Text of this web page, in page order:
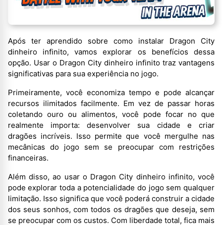
Após ter aprendido sobre como instalar Dragon City
dinheiro infinito, vamos explorar os benefícios dessa
opção. Usar o Dragon City dinheiro infinito traz vantagens
significativas para sua experiência no jogo.
Primeiramente, você economiza tempo e pode alcançar
recursos ilimitados facilmente. Em vez de passar horas
coletando ouro ou alimentos, você pode focar no que
realmente importa: desenvolver sua cidade e criar
dragões incríveis. Isso permite que você mergulhe nas
mecânicas do jogo sem se preocupar com restrições
financeiras.
Além disso, ao usar o Dragon City dinheiro infinito, você
pode explorar toda a potencialidade do jogo sem qualquer
limitação. Isso significa que você poderá construir a cidade
dos seus sonhos, com todos os dragões que deseja, sem
se preocupar com os custos. Com liberdade total, fica mais